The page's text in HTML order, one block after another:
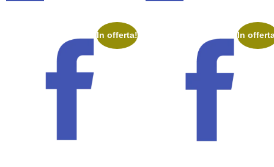
In offerta! In